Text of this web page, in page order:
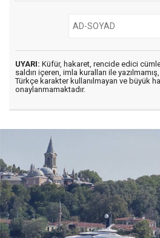
UYARI: Küfür, hakaret, rencide edici
saldırı içeren, imla kuralları ile yazılmamış,
Türkçe karakter kullanılmayan ve büyük
onaylanmamaktadır.